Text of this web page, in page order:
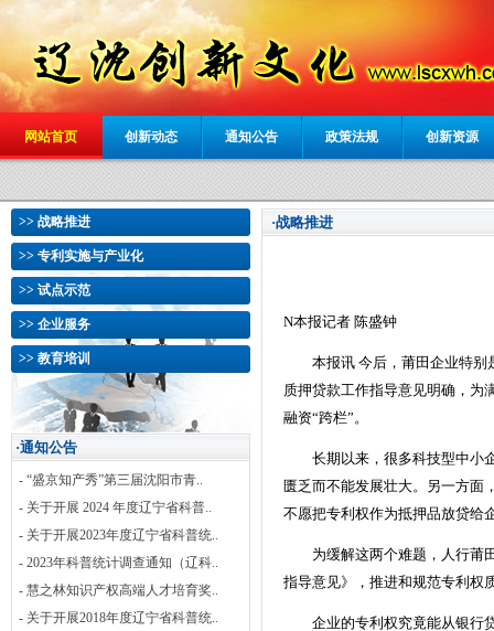
网站首页 创新动态 通知公告 政策法规 创新资源
>> 战略推进
>> 专利实施与产业化
>> 试点示范
>> 企业服务
>> 教育培训
·通知公告
- “盛京知产秀”第三届沈阳市青..
- 关于开展 2024 年度辽宁省科普..
- 关于开展2023年度辽宁省科普统..
- 2023年科普统计调查通知（辽科..
- 慧之林知识产权高端人才培育奖..
- 关于开展2018年度辽宁省科普统..
·战略推进
N本报记者 陈盛钟
本报讯 今后，莆田企业特别
质押贷款工作指导意见明确，为
融资“跨栏”。
长期以来，很多科技型中小企
匮乏而不能发展壮大。另一方面
不愿把专利权作为抵押品放贷给
为缓解这两个难题，人行莆
指导意见》，推进和规范专利权
企业的专利权究竟能从银行贷